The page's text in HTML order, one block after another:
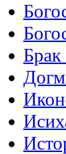
Брак